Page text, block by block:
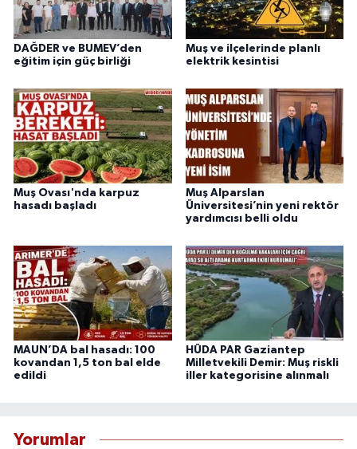
DAĞDER ve BUMEV’den
eğitim için güç birliği
Muş ve ilçelerinde planlı
elektrik kesintisi
Muş Ovası'nda karpuz
hasadı başladı
Muş Alparslan
Üniversitesi’nin yeni rektör
yardımcısı belli oldu
MAUN’DA bal hasadı: 100
kovandan 1,5 ton bal elde
edildi
HÜDA PAR Gaziantep
Milletvekili Demir: Muş riskli
iller kategorisine alınmalı
Yorumlar